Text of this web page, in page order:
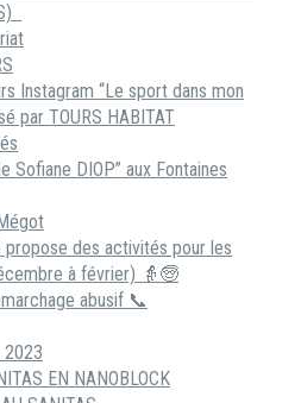
Instagram “Le sport dans mon
par TOURS HABITAT
Sofiane DIOP” aux Fontaines
propose des activités pour les
à février) 👵🧓
abusif 📞
EN NANOBLOCK